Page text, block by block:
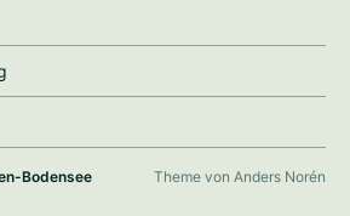
Bodensee Theme von Anders Norén